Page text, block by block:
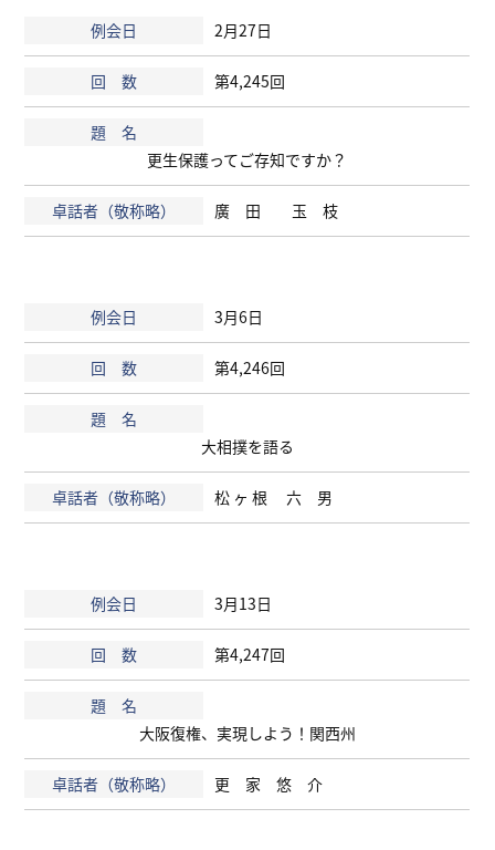
2月27日
第4,245回
更生保護ってご存知ですか？
廣 田 玉 枝
3月6日
第4,246回
大相撲を語る
松 ヶ 根 六 男
3月13日
第4,247回
大阪復権、実現しよう！関西州
更 家 悠 介